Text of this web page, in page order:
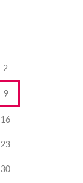
2
9
16
23
30